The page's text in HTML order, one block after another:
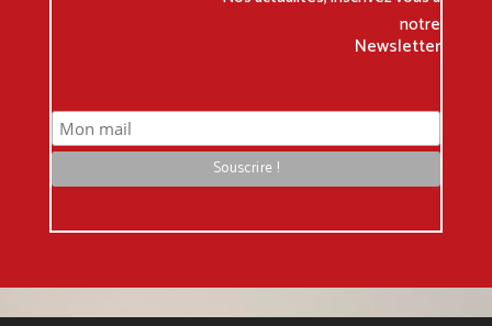
notre
Newsletter